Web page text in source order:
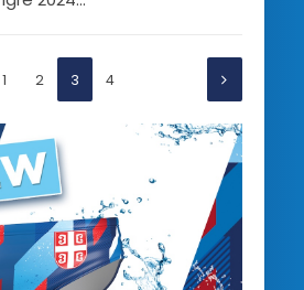
1 2 3 4